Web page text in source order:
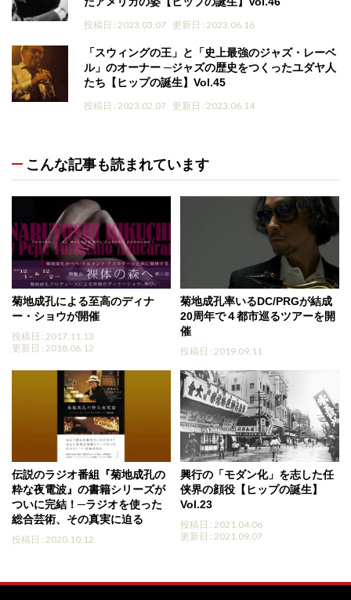
投稿日 : 2023.03.07 更新日 : 2023.06.16
「スウィングの王」と「史上最強のジャズ・レーベ
ル」のオーナー ─ジャズの歴史をつくったユダヤ人
たち【ヒップの誕生】Vol.45
投稿日 : 2023.02.07 更新日 : 2023.06.14
こんな記事も読まれています
菊地成孔による至高のディナ
ー・ショウが開催
投稿日 : 2017.11.13
更新日 : 2018.06.12
菊地成孔率いるDC/PRGが結成
20周年で４都市巡るツアーを開
催
投稿日 : 2019.09.11
伝説のラジオ番組『菊地成孔の
粋な夜電波』の書籍シリーズが
ついに完結！─ラジオを使った
総合芸術、その真実に迫る
投稿日 : 2020.10.12
興行の「モダン化」を志した任
侠界の顔役【ヒップの誕生】
Vol.23
投稿日 : 2021.04.06
更新日 : 2021.09.07